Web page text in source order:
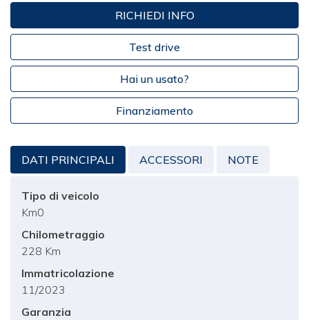
RICHIEDI INFO
Test drive
Hai un usato?
Finanziamento
DATI PRINCIPALI ACCESSORI NOTE
Tipo di veicolo
Km0
Chilometraggio
228 Km
Immatricolazione
11/2023
Garanzia